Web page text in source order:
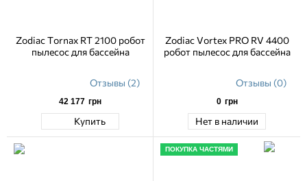
Zodiac Tornax RT 2100 робот
пылесос для бассейна
Отзывы (2)
42 177 грн
Купить
Zodiac Vortex PRO RV 4400
робот пылесос для бассейна
Отзывы (0)
0 грн
Нет в наличии
ПОКУПКА ЧАСТЯМИ